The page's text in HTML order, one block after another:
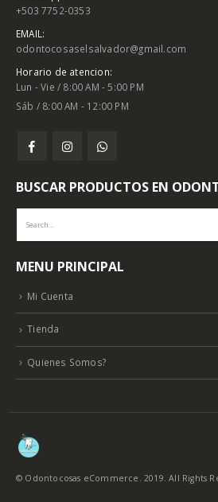
+503 7752-0353
EMAIL:
odontocosaselsalvador@gmail.com
Horario de atencion:
Lun - Vie / 8:00 AM - 5:00 PM
Sáb / 8:00 AM - 12:00 PM
BUSCAR PRODUCTOS EN
MENU PRINCIPAL
Mi Cuenta
Tienda
Quienes Somos?
© Odontocosas eCommerce. 2019. All Rights